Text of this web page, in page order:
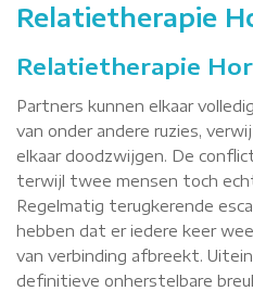
Relatietherapie
Relatietherapie
Partners kunnen elkaar
van onder andere ruzies,
elkaar doodzwijgen. De
terwijl twee mensen toch
Regelmatig terugkerende
hebben dat er iedere keer
van verbinding afbreekt.
definitieve onherstelbare